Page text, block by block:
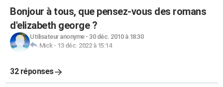
Bonjour à tous, que pensez-vous des romans
d'elizabeth george ?
Utilisateur anonyme- 30 déc. 2010 à 18:30
Mick- 13 déc. 2022 à 15:14
32 réponses